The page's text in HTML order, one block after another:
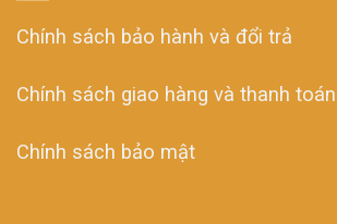
Chính sách bảo hành và đổi trả
Chính sách giao hàng và thanh toán
Chính sách bảo mật